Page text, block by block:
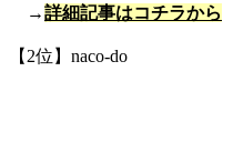
→詳細記事はコチラから
【2位】naco-do